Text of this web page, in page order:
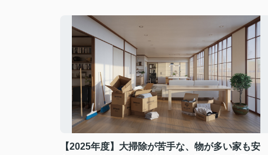
【2025年度】大掃除が苦手な、物が多い家も安